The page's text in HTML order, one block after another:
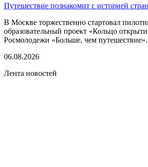
Путешествие познакомит с историей
В Москве торжественно стартовал
образовательный проект «Кольцо
Росмолодежи «Больше, чем
06.08.2026
Лента новостей